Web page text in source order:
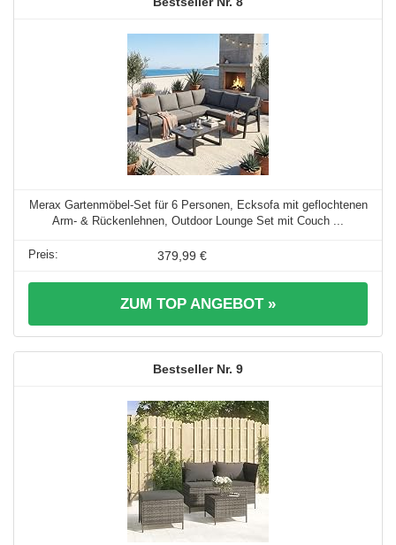
Merax Gartenmöbel-Set für 6 Personen, Ecksofa mit geflochtenen
Arm- & Rückenlehnen, Outdoor Lounge Set mit Couch ...
379,99 €
ZUM TOP ANGEBOT »
9